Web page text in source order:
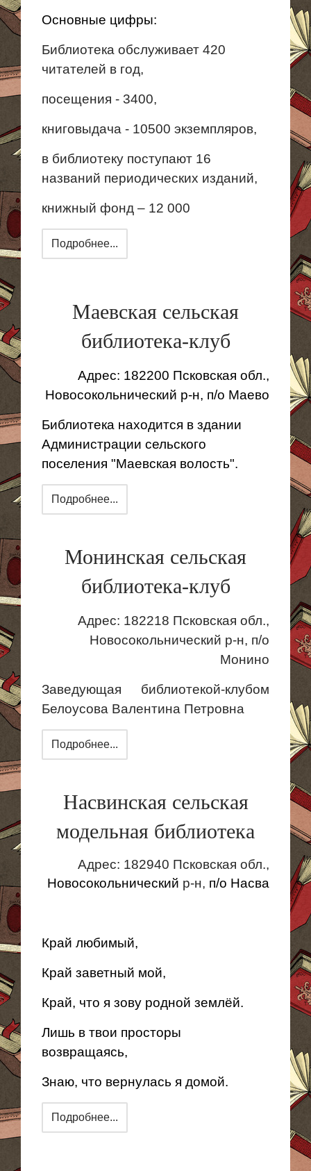
Основные цифры:
Библиотека обслуживает 420
читателей в год,
посещения - 3400,
книговыдача - 10500 экземпляров,
в библиотеку поступают 16
названий периодических изданий,
книжный фонд – 12 000
Подробнее...
Маевская сельская
библиотека-клуб
Адрес: 182200 Псковская обл.,
Новосокольнический р-н, п/о Маево
Библиотека находится в здании
Администрации сельского
поселения "Маевская волость".
Подробнее...
Монинская сельская
библиотека-клуб
Адрес: 182218 Псковская обл.,
Новосокольнический р-н, п/о
Монино
Заведующая библиотекой-клубом
Белоусова Валентина Петровна
Подробнее...
Насвинская сельская
модельная библиотека
Адрес: 182940 Псковская обл.,
Новосокольнический р-н, п/о Насва
Край любимый,
Край заветный мой,
Край, что я зову родной землёй.
Лишь в твои просторы
возвращаясь,
Знаю, что вернулась я домой.
Подробнее...